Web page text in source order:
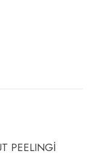
PEELINGİ